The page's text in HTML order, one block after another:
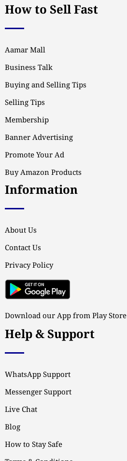
How to Sell Fast
Aamar Mall
Business Talk
Buying and Selling Tips
Selling Tips
Membership
Banner Advertising
Promote Your Ad
Buy Amazon Products
Information
About Us
Contact Us
Privacy Policy
Download our App from Play Store
Help & Support
WhatsApp Support
Messenger Support
Live Chat
Blog
How to Stay Safe